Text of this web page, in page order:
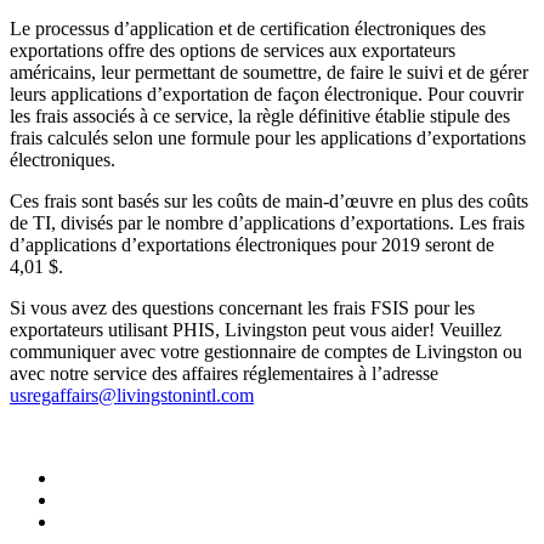
Le processus d’application et de certification électroniques des
exportations offre des options de services aux exportateurs
américains, leur permettant de soumettre, de faire le suivi et de gérer
leurs applications d’exportation de façon électronique. Pour couvrir
les frais associés à ce service, la règle définitive établie stipule des
frais calculés selon une formule pour les applications d’exportations
électroniques.
Ces frais sont basés sur les coûts de main-d’œuvre en plus des coûts
de TI, divisés par le nombre d’applications d’exportations. Les frais
d’applications d’exportations électroniques pour 2019 seront de
4,01 $.
Si vous avez des questions concernant les frais FSIS pour les
exportateurs utilisant PHIS, Livingston peut vous aider! Veuillez
communiquer avec votre gestionnaire de comptes de Livingston ou
avec notre service des affaires réglementaires à l’adresse
usregaffairs@livingstonintl.com